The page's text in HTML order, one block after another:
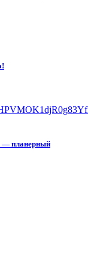
— планерный